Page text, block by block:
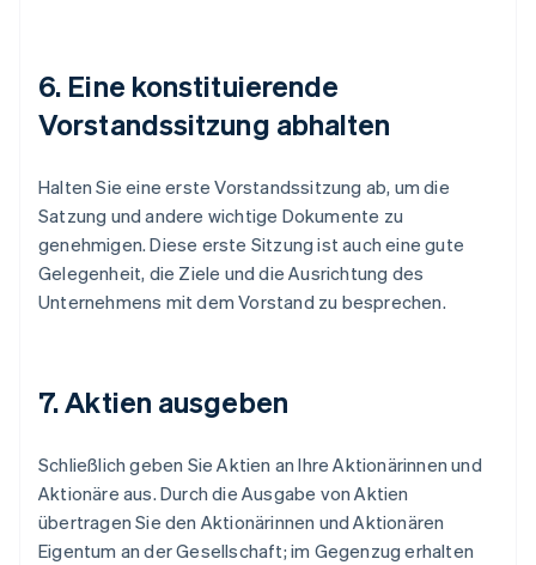
6. Eine konstituierende
Vorstandssitzung abhalten
Halten Sie eine erste Vorstandssitzung ab, um die
Satzung und andere wichtige Dokumente zu
genehmigen. Diese erste Sitzung ist auch eine gute
Gelegenheit, die Ziele und die Ausrichtung des
Unternehmens mit dem Vorstand zu besprechen.
7. Aktien ausgeben
Schließlich geben Sie Aktien an Ihre Aktionärinnen und
Aktionäre aus. Durch die Ausgabe von Aktien
übertragen Sie den Aktionärinnen und Aktionären
Eigentum an der Gesellschaft; im Gegenzug erhalten